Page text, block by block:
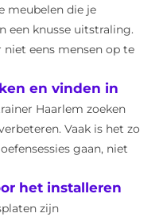
meubelen die je
een knusse uitstraling.
niet eens mensen op te
en vinden in
Haarlem zoeken
Vaak is het zo
gaan, niet
het installeren
zijn